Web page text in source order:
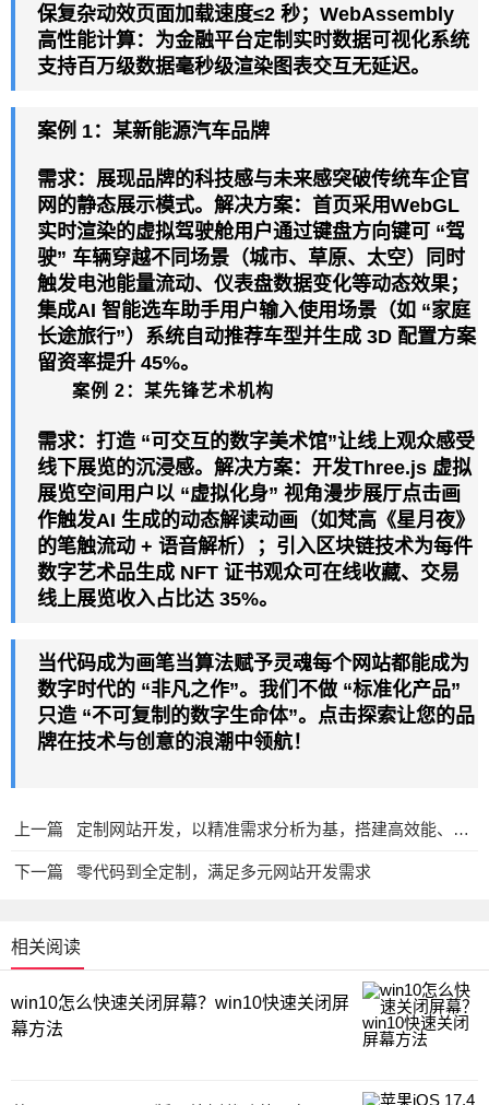
保复杂动效页面加载速度≤2 秒；WebAssembly
高性能计算：为金融平台定制实时数据可视化系统
支持百万级数据毫秒级渲染图表交互无延迟。
案例 1：某新能源汽车品牌
需求：展现品牌的科技感与未来感突破传统车企官
网的静态展示模式。解决方案：首页采用WebGL
实时渲染的虚拟驾驶舱用户通过键盘方向键可 “驾
驶” 车辆穿越不同场景（城市、草原、太空）同时
触发电池能量流动、仪表盘数据变化等动态效果；
集成AI 智能选车助手用户输入使用场景（如 “家庭
长途旅行”）系统自动推荐车型并生成 3D 配置方案
留资率提升 45%。
案例 2：某先锋艺术机构
需求：打造 “可交互的数字美术馆”让线上观众感受
线下展览的沉浸感。解决方案：开发Three.js 虚拟
展览空间用户以 “虚拟化身” 视角漫步展厅点击画
作触发AI 生成的动态解读动画（如梵高《星月夜》
的笔触流动 + 语音解析）；引入区块链技术为每件
数字艺术品生成 NFT 证书观众可在线收藏、交易
线上展览收入占比达 35%。
当代码成为画笔当算法赋予灵魂每个网站都能成为
数字时代的 “非凡之作”。我们不做 “标准化产品”
只造 “不可复制的数字生命体”。点击探索让您的品
牌在技术与创意的浪潮中领航！
上一篇 定制网站开发，以精准需求分析为基，搭建高效能、个性化线上平台
下一篇 零代码到全定制，满足多元网站开发需求
相关阅读
win10怎么快速关闭屏幕？win10快速关闭屏
幕方法